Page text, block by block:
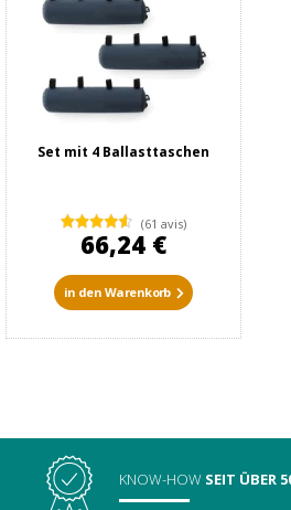
Set mit 4 Ballasttaschen
(61 avis)
66,24 €
in den Warenkorb
KNOW-HOW SEIT ÜBER